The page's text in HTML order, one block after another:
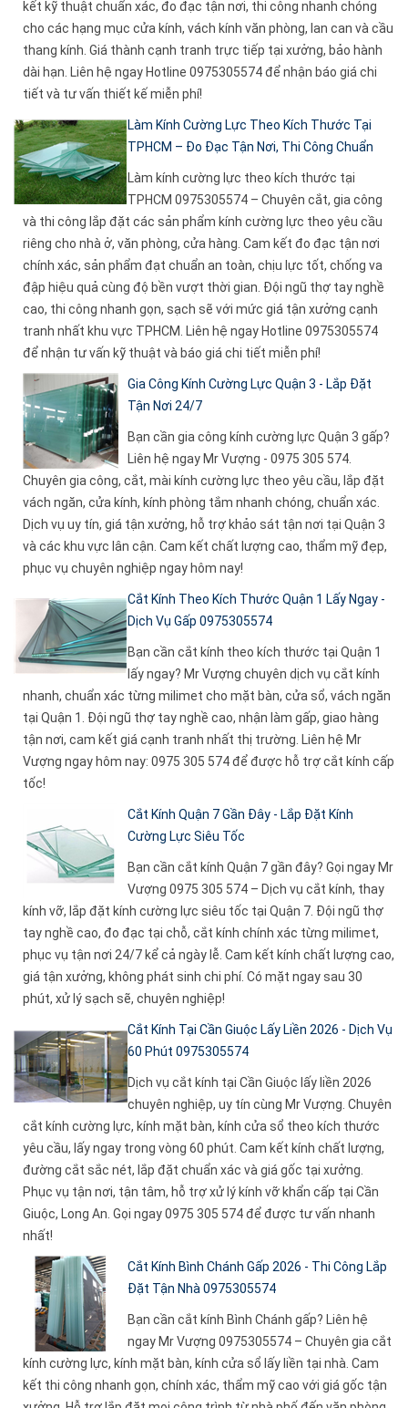
kết kỹ thuật chuẩn xác, đo đạc tận nơi, thi công nhanh chóng
cho các hạng mục cửa kính, vách kính văn phòng, lan can và cầu
thang kính. Giá thành cạnh tranh trực tiếp tại xưởng, bảo hành
dài hạn. Liên hệ ngay Hotline 0975305574 để nhận báo giá chi
tiết và tư vấn thiết kế miễn phí!
Làm Kính Cường Lực Theo Kích Thước Tại
TPHCM – Đo Đạc Tận Nơi, Thi Công Chuẩn
Làm kính cường lực theo kích thước tại
TPHCM 0975305574 – Chuyên cắt, gia công
và thi công lắp đặt các sản phẩm kính cường lực theo yêu cầu
riêng cho nhà ở, văn phòng, cửa hàng. Cam kết đo đạc tận nơi
chính xác, sản phẩm đạt chuẩn an toàn, chịu lực tốt, chống va
đập hiệu quả cùng độ bền vượt thời gian. Đội ngũ thợ tay nghề
cao, thi công nhanh gọn, sạch sẽ với mức giá tận xưởng cạnh
tranh nhất khu vực TPHCM. Liên hệ ngay Hotline 0975305574
để nhận tư vấn kỹ thuật và báo giá chi tiết miễn phí!
Gia Công Kính Cường Lực Quận 3 - Lắp Đặt
Tận Nơi 24/7
Bạn cần gia công kính cường lực Quận 3 gấp?
Liên hệ ngay Mr Vượng - 0975 305 574.
Chuyên gia công, cắt, mài kính cường lực theo yêu cầu, lắp đặt
vách ngăn, cửa kính, kính phòng tắm nhanh chóng, chuẩn xác.
Dịch vụ uy tín, giá tận xưởng, hỗ trợ khảo sát tận nơi tại Quận 3
và các khu vực lân cận. Cam kết chất lượng cao, thẩm mỹ đẹp,
phục vụ chuyên nghiệp ngay hôm nay!
Cắt Kính Theo Kích Thước Quận 1 Lấy Ngay -
Dịch Vụ Gấp 0975305574
Bạn cần cắt kính theo kích thước tại Quận 1
lấy ngay? Mr Vượng chuyên dịch vụ cắt kính
nhanh, chuẩn xác từng milimet cho mặt bàn, cửa sổ, vách ngăn
tại Quận 1. Đội ngũ thợ tay nghề cao, nhận làm gấp, giao hàng
tận nơi, cam kết giá cạnh tranh nhất thị trường. Liên hệ Mr
Vượng ngay hôm nay: 0975 305 574 để được hỗ trợ cắt kính cấp
tốc!
Cắt Kính Quận 7 Gần Đây - Lắp Đặt Kính
Cường Lực Siêu Tốc
Bạn cần cắt kính Quận 7 gần đây? Gọi ngay Mr
Vượng 0975 305 574 – Dịch vụ cắt kính, thay
kính vỡ, lắp đặt kính cường lực siêu tốc tại Quận 7. Đội ngũ thợ
tay nghề cao, đo đạc tại chỗ, cắt kính chính xác từng milimet,
phục vụ tận nơi 24/7 kể cả ngày lễ. Cam kết kính chất lượng cao,
giá tận xưởng, không phát sinh chi phí. Có mặt ngay sau 30
phút, xử lý sạch sẽ, chuyên nghiệp!
Cắt Kính Tại Cần Giuộc Lấy Liền 2026 - Dịch Vụ
60 Phút 0975305574
Dịch vụ cắt kính tại Cần Giuộc lấy liền 2026
chuyên nghiệp, uy tín cùng Mr Vượng. Chuyên
cắt kính cường lực, kính mặt bàn, kính cửa sổ theo kích thước
yêu cầu, lấy ngay trong vòng 60 phút. Cam kết kính chất lượng,
đường cắt sắc nét, lắp đặt chuẩn xác và giá gốc tại xưởng.
Phục vụ tận nơi, tận tâm, hỗ trợ xử lý kính vỡ khẩn cấp tại Cần
Giuộc, Long An. Gọi ngay 0975 305 574 để được tư vấn nhanh
nhất!
Cắt Kính Bình Chánh Gấp 2026 - Thi Công Lắp
Đặt Tận Nhà 0975305574
Bạn cần cắt kính Bình Chánh gấp? Liên hệ
ngay Mr Vượng 0975305574 – Chuyên gia cắt
kính cường lực, kính mặt bàn, kính cửa sổ lấy liền tại nhà. Cam
kết thi công nhanh gọn, chính xác, thẩm mỹ cao với giá gốc tận